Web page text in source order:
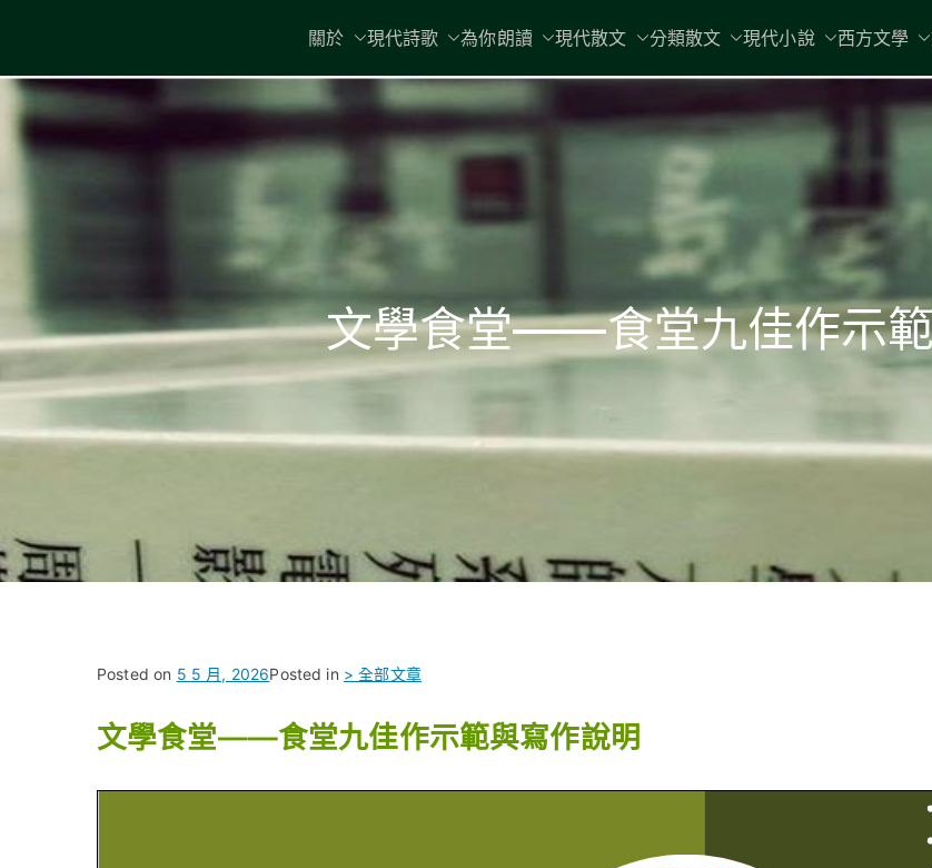
content
現代文學
地球小如鴿卵，/ 我輕
關於 現代詩歌 為你朗讀 現代散文 分類散文 現代小說 西方文學
文學食堂——食堂九佳作示
Posted on 5 5 月, 2026Posted in > 全部文章
文學食堂——食堂九佳作示範與寫作說明